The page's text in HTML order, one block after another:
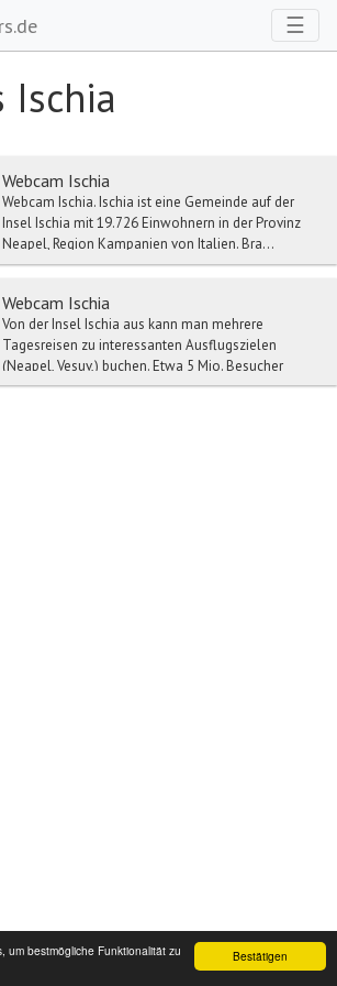
Bestätigen
um bestmögliche Funktionalität zu
☰
Ischia
Webcam Ischia
Webcam Ischia. Ischia ist eine Gemeinde auf der
Insel Ischia mit 19.726 Einwohnern in der Provinz
Neapel, Region Kampanien von Italien. Bra...
Webcam Ischia
Von der Insel Ischia aus kann man mehrere
Tagesreisen zu interessanten Ausflugszielen
(Neapel, Vesuv,) buchen. Etwa 5 Mio. Besucher
kommen jedes...